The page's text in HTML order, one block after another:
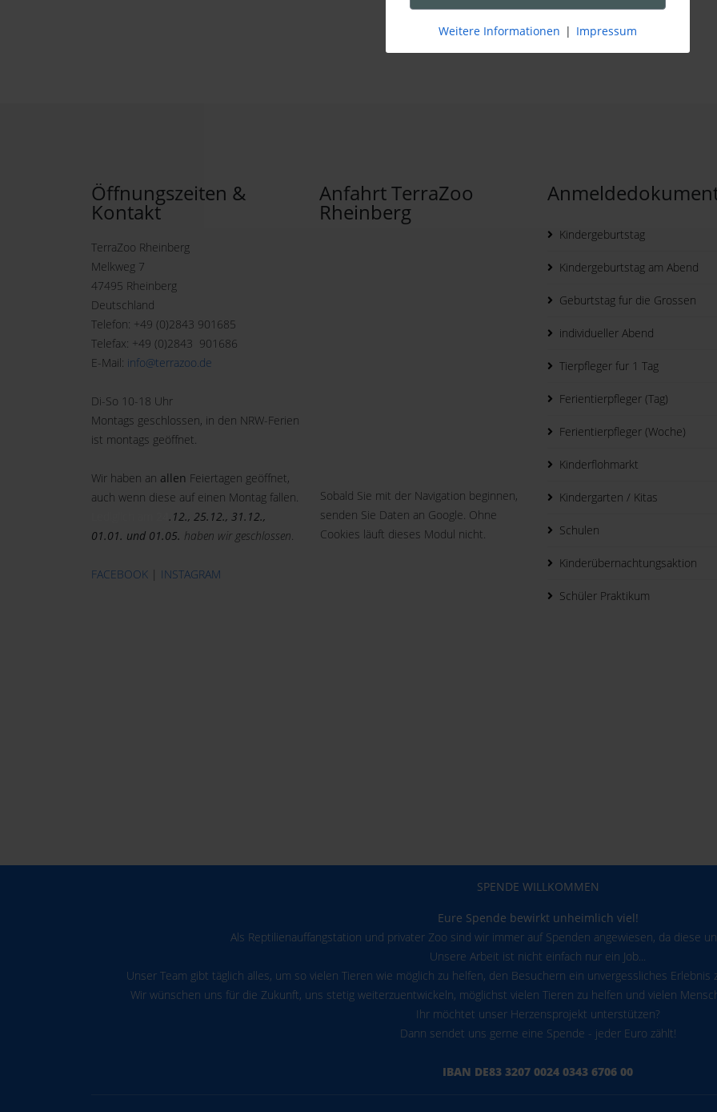
Öffnungszeiten &
Kontakt
TerraZoo Rheinberg
Melkweg 7
47495 Rheinberg
Deutschland
Telefon: +49 (0)2843 901685
Telefax: +49 (0)2843 901686
E-Mail: info@terrazoo.de
Di-So 10-18 Uhr
Montags geschlossen, in den NRW-Ferien
ist montags geöffnet.
Wir haben an allen Feiertagen geöffnet,
auch wenn diese auf einen Montag fallen.
.12., 25.12., 31.12.,
01.01. und 01.05. haben wir geschlossen.
FACEBOOK | INSTAGRAM
Anfahrt TerraZoo
Rheinberg
Sobald Sie mit der Navigation beginnen,
senden Sie Daten an Google. Ohne
Cookies läuft dieses Modul nicht.
Kindergeburtstag
Kindergeburtstag am Abend
Geburtstag fur die Grossen
individueller Abend
Tierpfleger fur 1 Tag
Ferientierpfleger (Tag)
Ferientierpfleger (Woche)
Kinderflohmarkt
Kindergarten / Kitas
Schulen
Kinderübernachtungsaktion
Schüler Praktikum
SPENDE WILLKOMMEN
Eure Spende bewirkt unheimlich viel!
Als Reptilienauffangstation und privater Zoo sind wir immer auf Spenden angewiesen, da diese
Unsere Arbeit ist nicht einfach nur ein Job...
Unser Team gibt täglich alles, um so vielen Tieren wie möglich zu helfen, den Besuchern ein unvergessliches
Wir wünschen uns für die Zukunft, uns stetig weiterzuentwickeln, möglichst vielen Tieren zu helfen und vielen
Ihr möchtet unser Herzensprojekt unterstützen?
Dann sendet uns gerne eine Spende - jeder Euro zählt!
IBAN DE83 3207 0024 0343 6706 00
Weitere Informationen | Impressum